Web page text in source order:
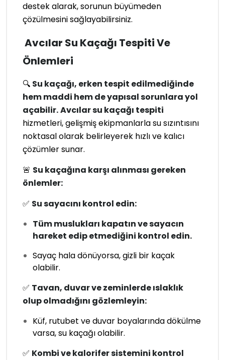
destek alarak, sorunun büyümeden
çözülmesini sağlayabilirsiniz.
Avcılar Su Kaçağı Tespiti Ve
Önlemleri
🔍 Su kaçağı, erken tespit edilmediğinde
hem maddi hem de yapısal sorunlara yol
açabilir.Avcılar su kaçağı tespiti
hizmetleri, gelişmiş ekipmanlarla su sızıntısını
noktasal olarak belirleyerek hızlı ve kalıcı
çözümler sunar.
🚨 Su kaçağına karşı alınması gereken
önlemler:
✅ Su sayacını kontrol edin:
Tüm muslukları kapatın ve sayacın
hareket edip etmediğini kontrol edin.
Sayaç hala dönüyorsa, gizli bir kaçak
olabilir.
✅ Tavan, duvar ve zeminlerde ıslaklık
olup olmadığını gözlemleyin:
Küf, rutubet ve duvar boyalarında dökülme
varsa, su kaçağı olabilir.
✅ Kombi ve kalorifer sistemini kontrol